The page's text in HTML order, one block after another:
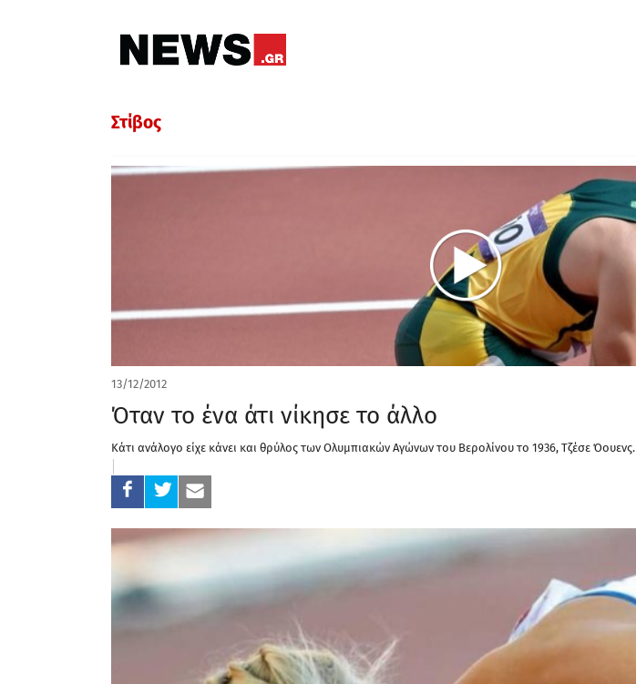
Στίβος
13/12/2012
Όταν το ένα άτι νίκησε το άλλο
Κάτι ανάλογο είχε κάνει και θρύλος των Ολυμπιακών Αγώνων του Βερολίνου το 1936, Τζέσε Όουενς.